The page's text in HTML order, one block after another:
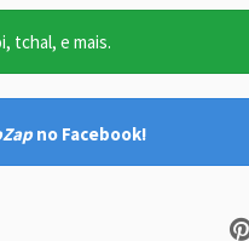
tchal, e mais.
no Facebook!